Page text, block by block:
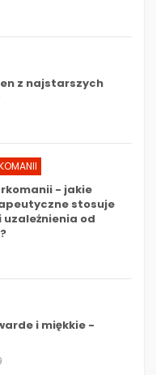
z najstarszych
- jakie
stosuje
uzależnienia od
i miękkie -